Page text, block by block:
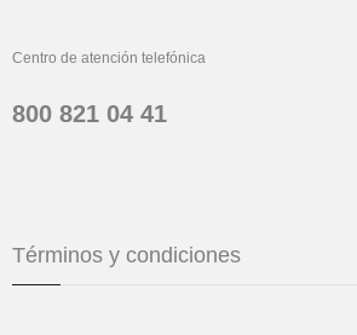
Centro de atención telefónica
800 821 04 41
Términos y condiciones